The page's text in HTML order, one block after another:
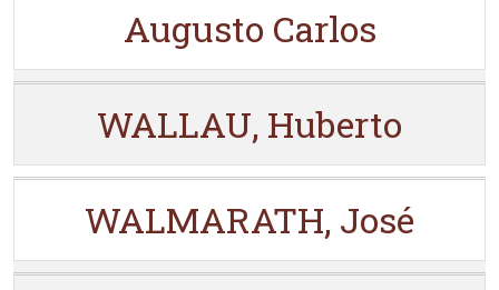
Augusto Carlos
WALLAU, Huberto
WALMARATH, José